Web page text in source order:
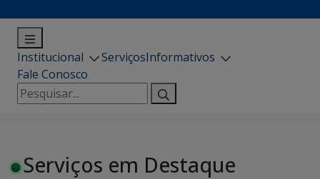
Institucional ServiçosInformativos
Fale Conosco
Pesquisar
por:
Serviços em Destaque